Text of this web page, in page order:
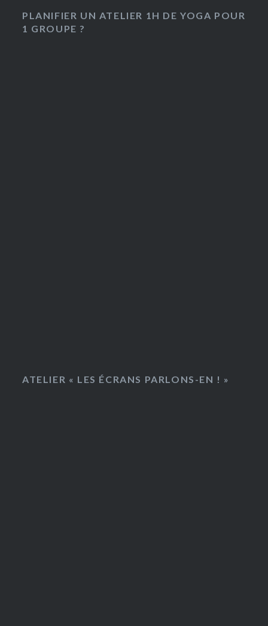
PLANIFIER UN ATELIER 1H DE YOGA POUR
1 GROUPE ?
ATELIER « LES ÉCRANS PARLONS-EN ! »